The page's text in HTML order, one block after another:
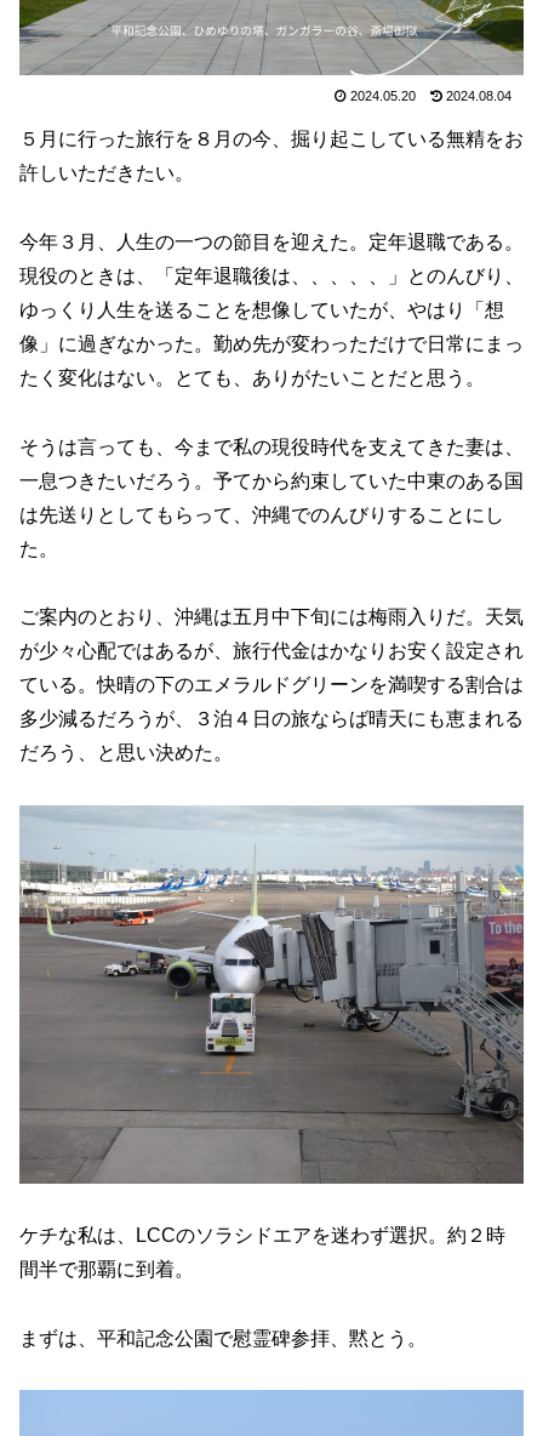
2024.05.20 2024.08.04
５月に行った旅行を８月の今、掘り起こしている無精をお
許しいただきたい。
今年３月、人生の一つの節目を迎えた。定年退職である。
現役のときは、「定年退職後は、、、、、」とのんびり、
ゆっくり人生を送ることを想像していたが、やはり「想
像」に過ぎなかった。勤め先が変わっただけで日常にまっ
たく変化はない。とても、ありがたいことだと思う。
そうは言っても、今まで私の現役時代を支えてきた妻は、
一息つきたいだろう。予てから約束していた中東のある国
は先送りとしてもらって、沖縄でのんびりすることにし
た。
ご案内のとおり、沖縄は五月中下旬には梅雨入りだ。天気
が少々心配ではあるが、旅行代金はかなりお安く設定され
ている。快晴の下のエメラルドグリーンを満喫する割合は
多少減るだろうが、３泊４日の旅ならば晴天にも恵まれる
だろう、と思い決めた。
ケチな私は、LCCのソラシドエアを迷わず選択。約２時
間半で那覇に到着。
まずは、平和記念公園で慰霊碑参拝、黙とう。